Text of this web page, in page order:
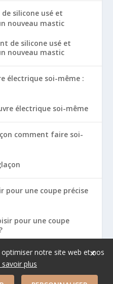
silicone usé et
nouveau mastic
électrique soi-même :
comment faire soi-
pour une coupe précise
Harjes
×
notre site web et nos
savoir plus